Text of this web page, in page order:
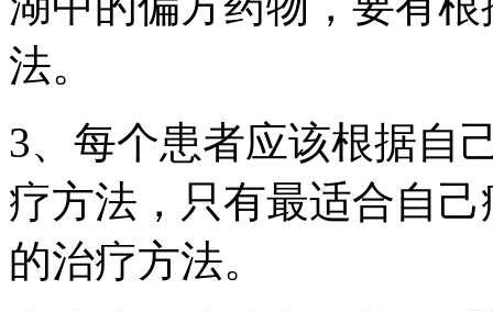
法。
3、每个患者应该根据自
疗方法，只有最适合自
的治疗方法。